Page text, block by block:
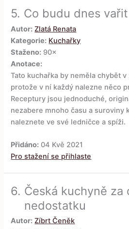
5. Co budu dnes vařit
Autor: Zlatá Renata
Kategorie: Kuchařky
Staženo: 90×
Anotace:
Tato kuchařka by neměla chybět
protože v ní každý nalezne něco
Receptury jsou jednoduché,
nezabere mnoho času a suroviny
naleznete ve své ledničce a spíži.
Přidáno: 04 Kvě 2021
Pro stažení se přihlaste
6. Česká kuchyně za
nedostatku
Autor: Zíbrt Čeněk